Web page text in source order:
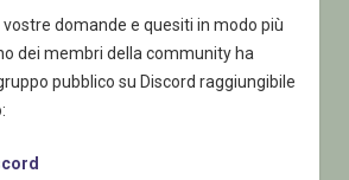
domande e quesiti in modo più
dei membri della community ha
pubblico su Discord raggiungibile